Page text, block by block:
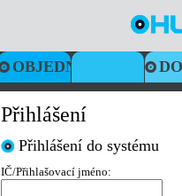
OBJEDNÁVKY
Přihlášení
Přihlášení do systému
IČ/Přihlašovací jméno: